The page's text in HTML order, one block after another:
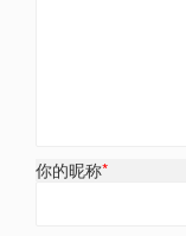
你的昵称*